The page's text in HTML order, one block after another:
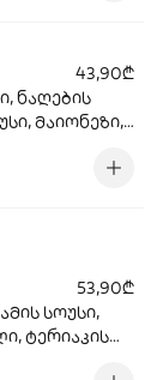
43,90₾
ნაღების
მაიონეზი,
53,90₾
სოუსი,
ტერიაკის